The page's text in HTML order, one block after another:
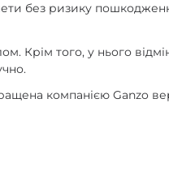
без ризику
того, у нього
компанією Ganzo